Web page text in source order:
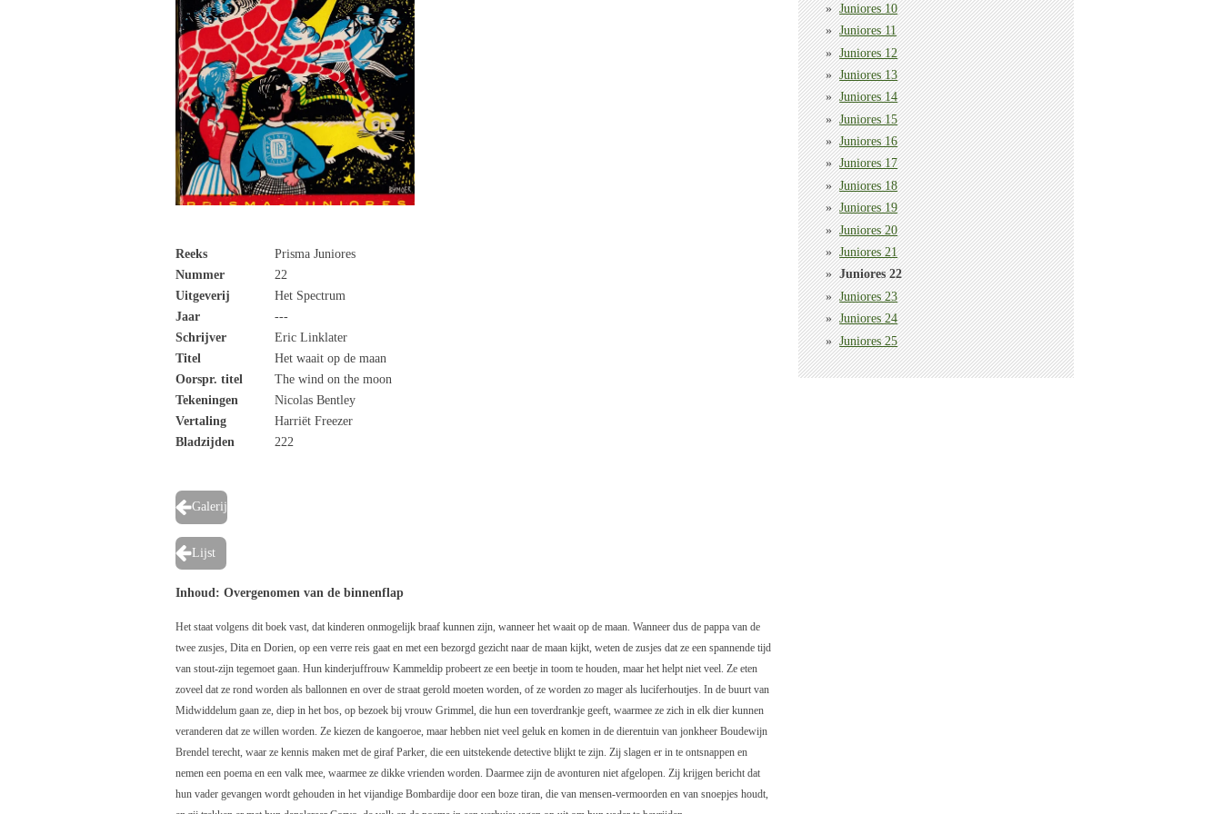
Reeks
Prisma Juniores
Nummer
22
Uitgeverij
Het Spectrum
Jaar
---
Schrijver
Eric Linklater
Titel
Het waait op de maan
Oorspr. titel
The wind on the moon
Tekeningen
Nicolas Bentley
Vertaling
Harriët Freezer
Bladzijden
222
Galerij
Lijst
Inhoud: Overgenomen van de binnenflap
Het staat volgens dit boek vast, dat kinderen onmogelijk braaf kunnen zijn, wanneer het waait op de maan. Wanneer dus de pappa van de
twee zusjes, Dita en Dorien, op een verre reis gaat en met een bezorgd gezicht naar de maan kijkt, weten de zusjes dat ze een spannende tijd
van stout-zijn tegemoet gaan. Hun kinderjuffrouw Kammeldip probeert ze een beetje in toom te houden, maar het helpt niet veel. Ze eten
zoveel dat ze rond worden als ballonnen en over de straat gerold moeten worden, of ze worden zo mager als luciferhoutjes. In de buurt van
Midwiddelum gaan ze, diep in het bos, op bezoek bij vrouw Grimmel, die hun een toverdrankje geeft, waarmee ze zich in elk dier kunnen
veranderen dat ze willen worden. Ze kiezen de kangoeroe, maar hebben niet veel geluk en komen in de dierentuin van jonkheer Boudewijn
Brendel terecht, waar ze kennis maken met de giraf Parker, die een uitstekende detective blijkt te zijn. Zij slagen er in te ontsnappen en
nemen een poema en een valk mee, waarmee ze dikke vrienden worden. Daarmee zijn de avonturen niet afgelopen. Zij krijgen bericht dat
hun vader gevangen wordt gehouden in het vijandige Bombardije door een boze tiran, die van mensen-vermoorden en van snoepjes houdt,
Juniores 10
Juniores 11
Juniores 12
Juniores 13
Juniores 14
Juniores 15
Juniores 16
Juniores 17
Juniores 18
Juniores 19
Juniores 20
Juniores 21
Juniores 22
Juniores 23
Juniores 24
Juniores 25